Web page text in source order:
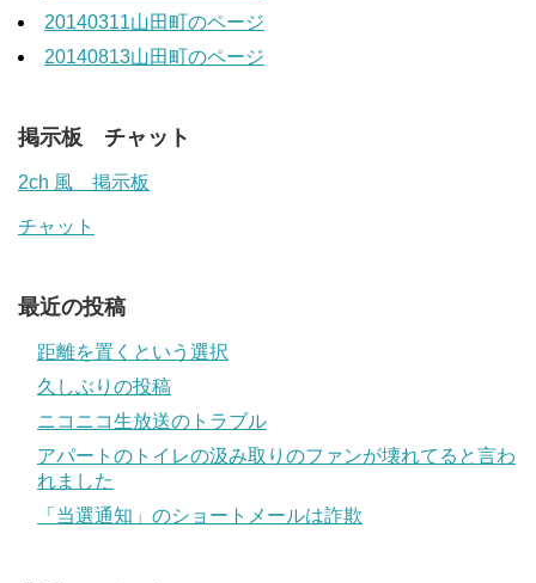
20140311山田町のページ
20140813山田町のページ
掲示板 チャット
2ch 風 掲示板
チャット
最近の投稿
距離を置くという選択
久しぶりの投稿
ニコニコ生放送のトラブル
アパートのトイレの汲み取りのファンが壊れてると言わ
れました
「当選通知」のショートメールは詐欺